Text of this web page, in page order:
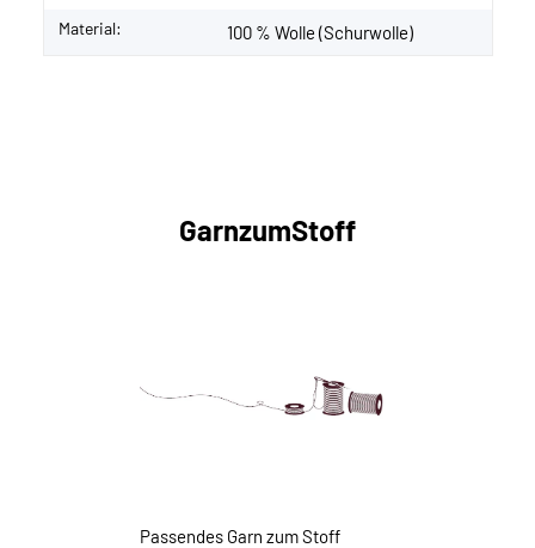
Material: 100 % Wolle (Schurwolle)
GarnzumStoff
Passendes Garn zum Stoff